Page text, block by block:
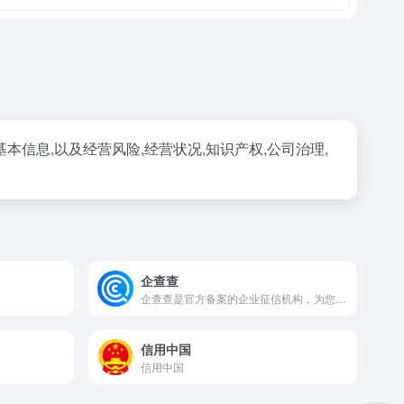
信息,以及经营风险,经营状况,知识产权,公司治理,
企查查
信用中国
信用中国